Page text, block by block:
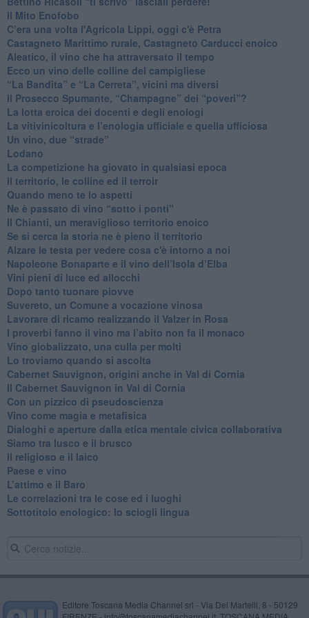
Il Mito Enofobo
​C’era una volta l'Agricola Lippi, oggi c'è Petra
​Castagneto Marittimo rurale, Castagneto Carducci enoico
Aleatico, il vino che ha attraversato il tempo
Ecco un vino delle colline del campigliese
“La Bandita” e “La Cerreta”, vicini ma diversi
​Il Prosecco Spumante, “Champagne” dei “poveri”?
​La lotta eroica dei docenti e degli enologi
​La vitivinicoltura e l’enologia ufficiale e quella ufficiosa
​Un vino, due “strade”
Lodano
​La competizione ha giovato in qualsiasi epoca
Il territorio, le colline ed il terroir
Quando meno te lo aspetti
​Ne è passato di vino “sotto i ponti"
​Il Chianti, un meraviglioso territorio enoico
​Se si cerca la storia ne è pieno il territorio
Alzare le testa per vedere cosa c'è intorno a noi
​Napoleone Bonaparte e il vino dell’Isola d’Elba
Vini pieni di luce ed allocchi
Dopo tanto tuonare piovve
Suvereto, un Comune a vocazione vinosa
Lavorare di ricamo realizzando il Valzer in Rosa
​I proverbi fanno il vino ma l’abito non fa il monaco
Vino globalizzato, una culla per molti
Lo troviamo quando si ascolta
Cabernet Sauvignon, origini anche in Val di Cornia
Il Cabernet Sauvignon in Val di Cornia
Con un pizzico di pseudoscienza
​Vino come magia e metafisica
Dialoghi e aperture dalla etica mentale civica collaborativa
Siamo tra lusco e il brusco
Il religioso e il laico
​Paese e vino
L’attimo e il Baro
Le correlazioni tra le cose ed i luoghi
​Sottotitolo enologico: lo sciogli lingua
Editore Toscana Media Channel srl - Via Dei Martelli, 8 - 50129